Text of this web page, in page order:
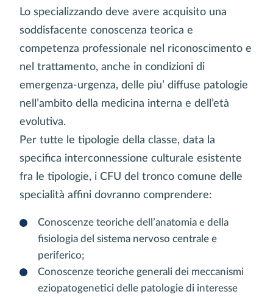
Lo specializzando deve avere acquisito una
soddisfacente conoscenza teorica e
competenza professionale nel riconoscimento e
nel trattamento, anche in condizioni di
emergenza-urgenza, delle piu’ diffuse patologie
nell’ambito della medicina interna e dell’età
evolutiva.
Per tutte le tipologie della classe, data la
specifica interconnessione culturale esistente
fra le tipologie, i CFU del tronco comune delle
specialità affini dovranno comprendere:
Conoscenze teoriche dell’anatomia e della
fisiologia del sistema nervoso centrale e
periferico;
Conoscenze teoriche generali dei meccanismi
eziopatogenetici delle patologie di interesse